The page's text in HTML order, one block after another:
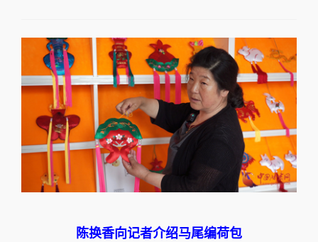
陈换香向记者介绍马尾编荷包